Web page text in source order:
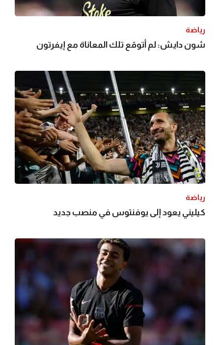
رياضة
شون دايش: لم أتوقع تلك المعاناة مع إيفرتون
رياضة
كيليني يعود إلى يوفنتوس في منصب جديد